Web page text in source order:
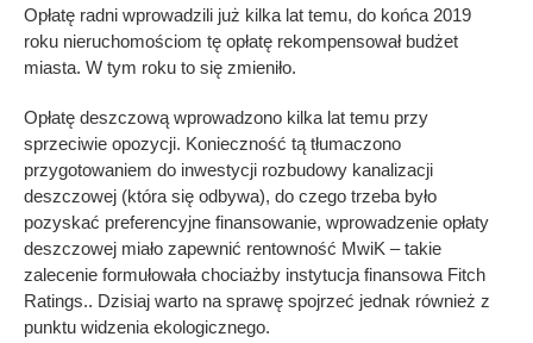
Opłatę radni wprowadzili już kilka lat temu, do końca 2019
roku nieruchomościom tę opłatę rekompensował budżet
miasta. W tym roku to się zmieniło.
Opłatę deszczową wprowadzono kilka lat temu przy
sprzeciwie opozycji. Konieczność tą tłumaczono
przygotowaniem do inwestycji rozbudowy kanalizacji
deszczowej (która się odbywa), do czego trzeba było
pozyskać preferencyjne finansowanie, wprowadzenie opłaty
deszczowej miało zapewnić rentowność MwiK – takie
zalecenie formułowała chociażby instytucja finansowa Fitch
Ratings.. Dzisiaj warto na sprawę spojrzeć jednak również z
punktu widzenia ekologicznego.